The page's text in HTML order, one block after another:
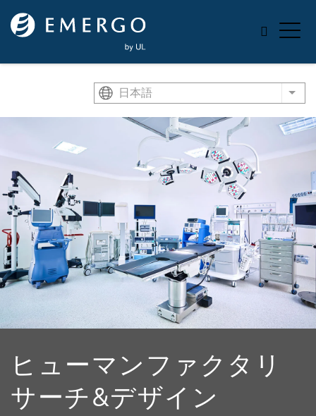
Skip to main content
日本語 List
ヒューマンファクタリ
サーチ&デザイン